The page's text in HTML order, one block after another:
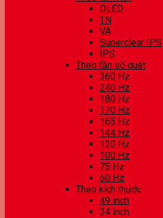
OLED
TN
VA
Superclear IPS
IPS
Theo tần số quét
360 Hz
240 Hz
180 Hz
170 Hz
165 Hz
144 Hz
120 Hz
100 Hz
75 Hz
60 Hz
Theo kích thước
49 inch
34 inch